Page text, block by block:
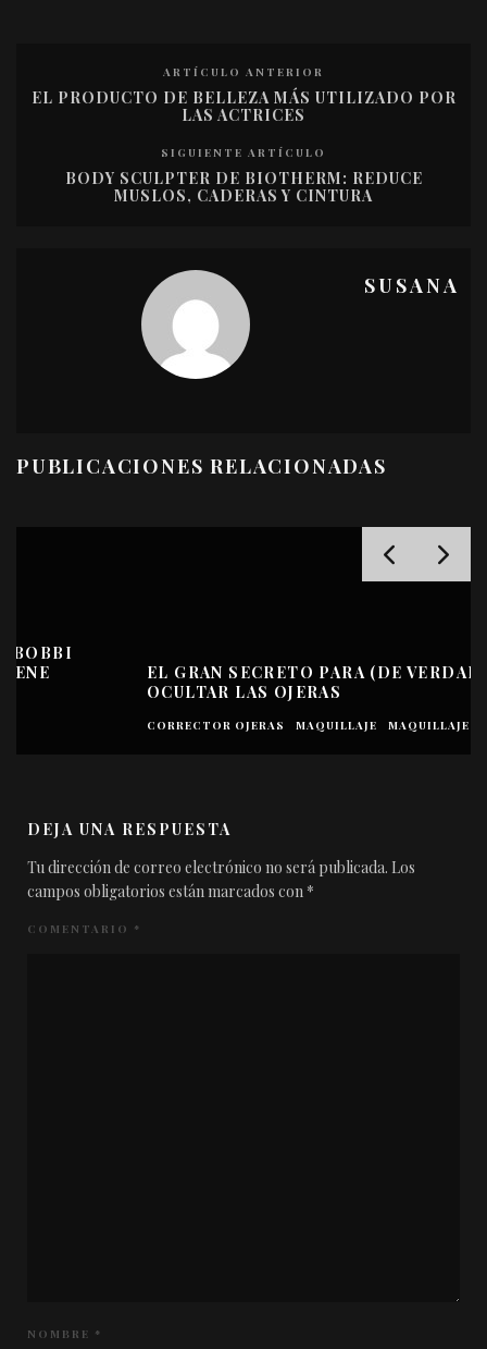
ARTÍCULO ANTERIOR
EL PRODUCTO DE BELLEZA MÁS UTILIZADO POR
LAS ACTRICES
SIGUIENTE ARTÍCULO
BODY SCULPTER DE BIOTHERM: REDUCE
MUSLOS, CADERAS Y CINTURA
SUSANA
PUBLICACIONES RELACIONADAS
EL GRAN SECRETO PARA (DE VERDAD)
OCULTAR LAS OJERAS
CORRECTOR OJERAS MAQUILLAJE MAQUILLAJE - OJOS
DEJA UNA RESPUESTA
Tu dirección de correo electrónico no será publicada. Los
campos obligatorios están marcados con *
COMENTARIO *
NOMBRE *